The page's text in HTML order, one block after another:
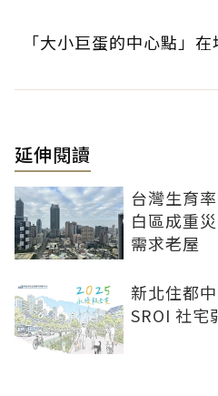
「大小巨蛋的中心點」
延伸閱讀
台灣生育
白區成重
需求老屋
新北住都
SROI 社宅